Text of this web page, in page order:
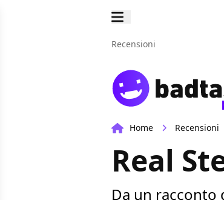
Recensioni
Home Recensioni
Real
Da un racconto